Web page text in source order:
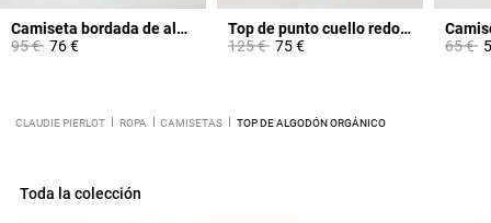
Camiseta bordada de algodón
Price reduced from
95 €to76 €
Top de punto cuello redondo
Price reduced from
125 €to75 € Price
65 €to
CLAUDIE PIERLOT ROPA CAMISETAS TOP DE ALGODÓN ORGÁNICO
Toda la colección